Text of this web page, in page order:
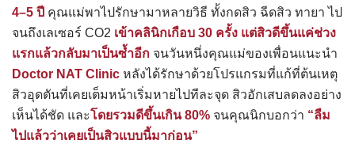
4–5 ปี คุณแม่พาไปรักษามาหลายวิธี ทั้งกดสิว ฉีดสิว ทายา ไป
จนถึงเลเซอร์ CO2 เข้าคลินิกเกือบ 30 ครั้ง แต่สิวดีขึ้นแค่ช่วง
แรกแล้วกลับมาเป็นซ้ำอีก จนวันหนึ่งคุณแม่ของเพื่อนแนะนำ
Doctor NAT Clinic หลังได้รักษาด้วยโปรแกรมที่แก้ที่ต้นเหตุ
สิวอุดตันที่เคยเต็มหน้าเริ่มหายไปทีละจุด สิวอักเสบลดลงอย่าง
เห็นได้ชัด และโดยรวมดีขึ้นเกิน 80% จนคุณนิกบอกว่า “ลืม
ไปแล้วว่าเคยเป็นสิวแบบนี้มาก่อน”